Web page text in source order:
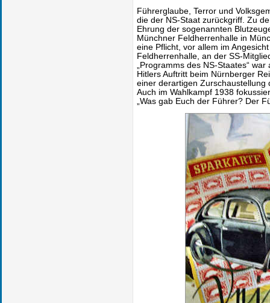
Führerglaube, Terror und
die der NS-Staat zurückgriff. Zu
Ehrung der sogenannten
Münchner Feldherrenhalle in
eine Pflicht, vor allem im
Feldherrenhalle, an der SS-
„Programms des NS-Staates“
Hitlers Auftritt beim Nürnberger
einer derartigen Zurschaustellung
Auch im Wahlkampf 1938
„Was gab Euch der Führer? Der